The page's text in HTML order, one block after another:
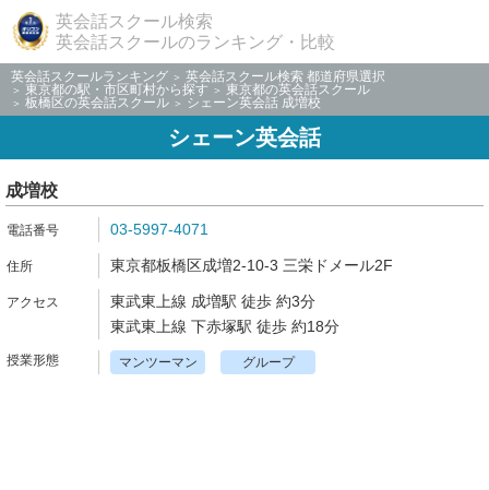
英会話スクール検索
英会話スクールのランキング・比較
英会話スクールランキング
英会話スクール検索 都道府県選択
東京都の駅・市区町村から探す
東京都の英会話スクール
板橋区の英会話スクール
シェーン英会話 成増校
シェーン英会話
成増校
03-5997-4071
東京都板橋区成増2-10-3 三栄ドメール2F
東武東上線 成増駅 徒歩 約3分
東武東上線 下赤塚駅 徒歩 約18分
マンツーマン グループ